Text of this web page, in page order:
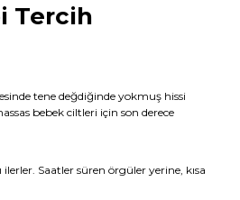
Tercih
tene değdiğinde yokmuş hissi
bebek ciltleri için son derece
ilerler. Saatler süren örgüler yerine, kısa